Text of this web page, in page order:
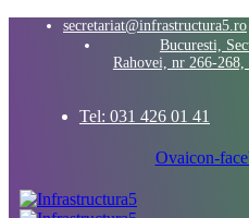
secretariat@infrastructura5.ro
Bucuresti,
Rahovei, nr 266-
Tel: 031 426 01 41
Ovaicon-